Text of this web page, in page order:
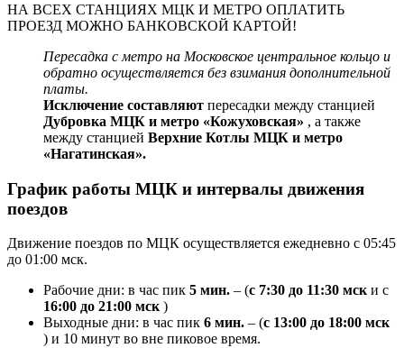
НА ВСЕХ СТАНЦИЯХ МЦК И МЕТРО ОПЛАТИТЬ
ПРОЕЗД МОЖНО БАНКОВСКОЙ КАРТОЙ!
Пересадка с метро на Московское центральное кольцо и
обратно осуществляется без взимания дополнительной
платы.
Исключение составляют пересадки между станцией
Дубровка МЦК и метро «Кожуховская» , а также
между станцией Верхние Котлы МЦК и метро
«Нагатинская».
График работы МЦК и интервалы движения
поездов
Движение поездов по МЦК осуществляется ежедневно с 05:45
до 01:00 мск.
Рабочие дни: в час пик 5 мин. – (с 7:30 до 11:30 мски с
16:00 до 21:00 мск)
Выходные дни: в час пик 6 мин. – (с 13:00 до 18:00 мск
) и 10 минут во вне пиковое время.